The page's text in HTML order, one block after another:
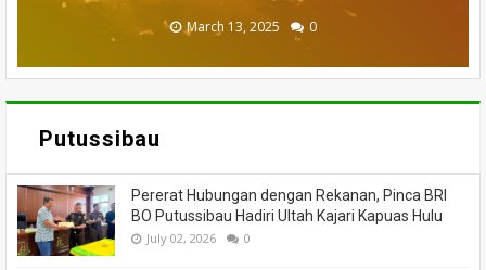
July 05, 2026 0
November 27, 2025
March 26, 2025 0
March 13, 2025 0
February 18, 2025
Putussibau
Pererat Hubungan dengan Rekanan, Pinca BRI
BO Putussibau Hadiri Ultah Kajari Kapuas Hulu
July 02, 2026 0